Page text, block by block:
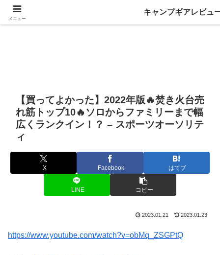
【買ってよかった】2022年版🔥焚き火台売
れ筋トップ10🔥ソロからファミリーまで幅
広くランクイン！？ – スポーツオーソリテ
ィ
X Facebook はてブ
LINE コピー
2023.01.21 2023.01.23
https://www.youtube.com/watch?v=obMq_ZSGPtQ
メニュー
キャンプギアレビュ